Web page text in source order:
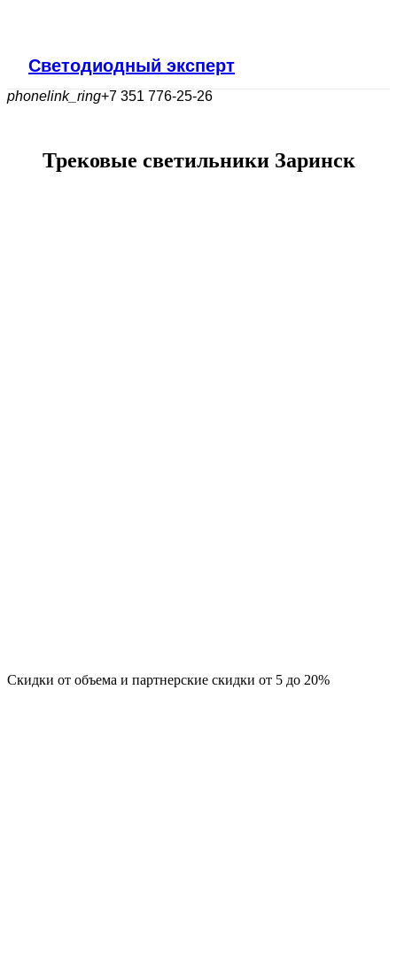
Светодиодный эксперт
phonelink_ring+7 351 776-25-26
Трековые светильники Заринск
Скидки от объема и партнерские скидки от 5 до 20%